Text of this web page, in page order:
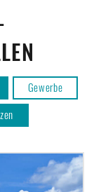
Gewerbe